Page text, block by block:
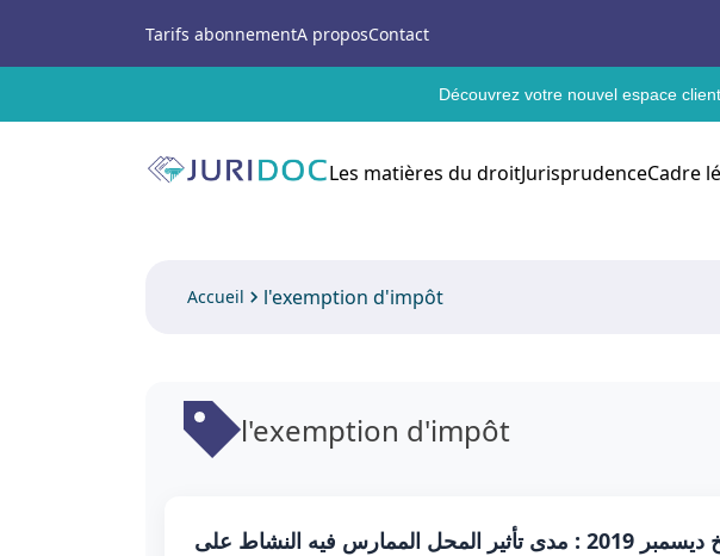
Tarifs abonnementA proposContact
Découvrez votre nouvel espace
Les matières du droitJurisprudenceCadre
Accueil l'exemption d'impôt
l'exemption d'impôt
قرار تعقيبي عدد 313265 بتاريخ ديسمبر 2019 : مدى تأثير المحل الممارس فيه النشاط على